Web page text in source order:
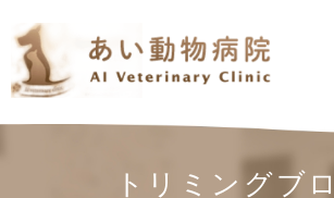
トリミングブ